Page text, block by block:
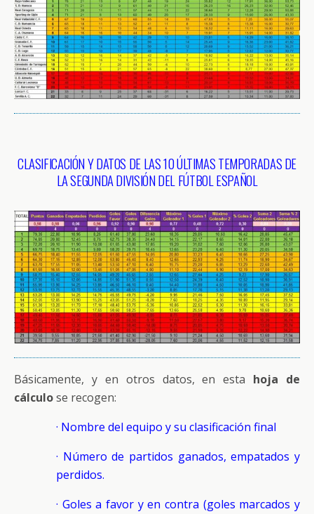
CLASIFICACIÓN Y DATOS DE LAS 10 ÚLTIMAS TEMPORADAS DE
LA SEGUNDA DIVISIÓN DEL FÚTBOL ESPAÑOL
Básicamente, y en otros datos, en esta hoja de
cálculose recogen:
· Nombre del equipo y su clasificación final
· Número de partidos ganados, empatados y
perdidos.
· Goles a favor y en contra (goles marcados y